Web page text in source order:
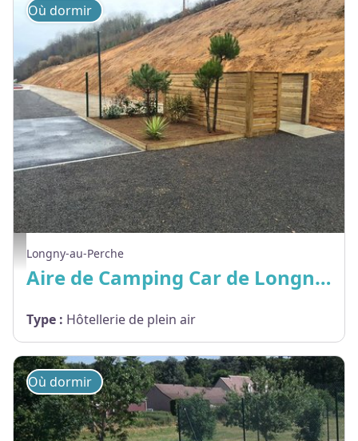
aire-c-car-longny-au-perche - © Monaco Parc
Où dormir
Longny-au-Perche
Aire de Camping Car de Longny au Perche
Type : Hôtellerie de plein air
Où dormir